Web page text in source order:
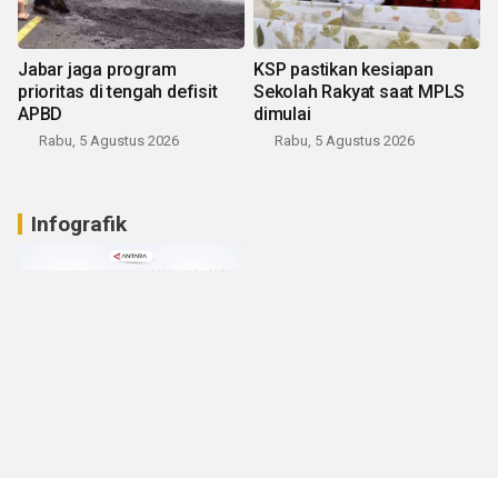
Jabar jaga program
prioritas di tengah defisit
APBD
Rabu, 5 Agustus 2026
KSP pastikan kesiapan
Sekolah Rakyat saat MPLS
dimulai
Rabu, 5 Agustus 2026
Infografik